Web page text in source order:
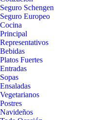
Seguro Schengen
Seguro Europeo
Cocina
Principal
Representativos
Bebidas
Platos Fuertes
Entradas
Sopas
Ensaladas
Vegetarianos
Postres
Navideños